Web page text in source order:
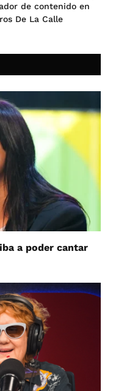
de contenido en
De La Calle
a poder cantar